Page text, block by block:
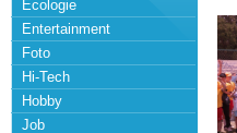
Ecologie
Entertainment
Foto
Hi-Tech
Hobby
Job